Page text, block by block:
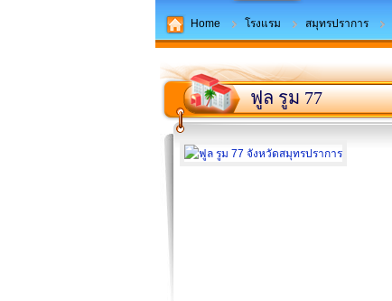
Home โรงแรม สมุทรปราการ
ฟูล รูม 77